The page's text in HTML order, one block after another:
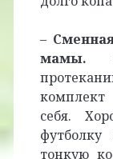
–
мамы.
себя.
тонкую